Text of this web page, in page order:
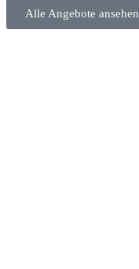
Alle Angebote ansehen